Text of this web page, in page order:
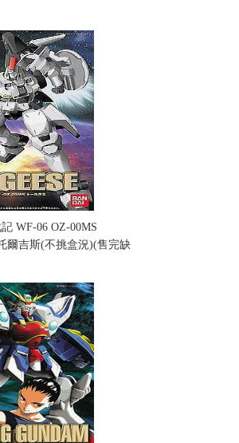
WF-06 OZ-00MS
爾吉斯(不挑盒況)(售完缺